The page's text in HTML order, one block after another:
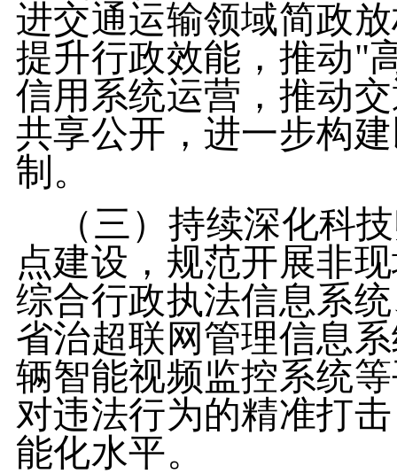
进交通运输领域简政
提升行政效能，推动"
信用系统运营，推动
共享公开，进一步构
制。
（三）持续深化科
点建设，规范开展非
综合行政执法信息系
省治超联网管理信息
辆智能视频监控系统
对违法行为的精准打
能化水平。